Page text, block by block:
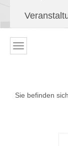
Sie befinden